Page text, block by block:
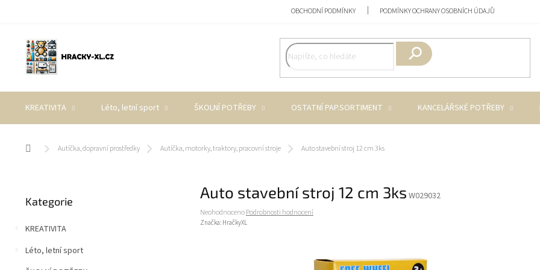
OBCHODNÍ PODMÍNKY PODMÍNKY OCHRANY OSOBNÍCH ÚDAJŮ
KREATIVITA Léto, letní sport ŠKOLNÍ POTŘEBY OSTATNÍ PAP.SORTIMENT KANCELÁŘSKÉ POTŘEBY
Domů Autíčka, dopravní prostředky Autíčka, motorky, traktory, pracovní stroje Auto stavební stroj 12 cm 3ks
s
r
a
kategorie
Kategorie
KREATIVITA
Léto, letní sport
Auto stavební stroj 12 cm 3ks W029032
Průměrné
hodnocení
NeohodnocenoPodrobnosti hodnocení
Značka: HračkyXL